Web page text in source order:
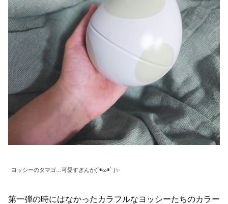
ヨッシーのタマゴ…可愛すぎんか(´◉ω◉` )✨
第一弾の時にはなかったカラフルなヨッシーたちのカラー